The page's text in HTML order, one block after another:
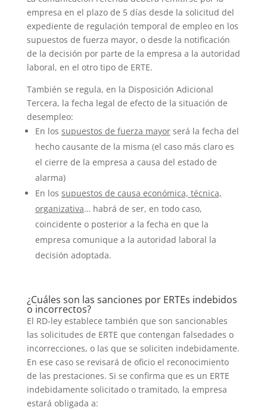
empresa en el plazo de 5 días desde la solicitud del
expediente de regulación temporal de empleo en los
supuestos de fuerza mayor, o desde la notificación
de la decisión por parte de la empresa a la autoridad
laboral, en el otro tipo de ERTE.
También se regula, en la Disposición Adicional
Tercera, la fecha legal de efecto de la situación de
desempleo:
En los supuestos de fuerza mayorserá la fecha del
hecho causante de la misma (el caso más claro es
el cierre de la empresa a causa del estado de
alarma)
En los supuestos de causa económica, técnica,
organizativa… habrá de ser, en todo caso,
coincidente o posterior a la fecha en que la
empresa comunique a la autoridad laboral la
decisión adoptada.
¿Cuáles son las sanciones por ERTEs indebidos
o incorrectos?
El RD-ley establece también que son sancionables
las solicitudes de ERTE que contengan falsedades o
incorrecciones, o las que se soliciten indebidamente.
En ese caso se revisará de oficio el reconocimiento
de las prestaciones. Si se confirma que es un ERTE
indebidamente solicitado o tramitado, la empresa
estará obligada a: